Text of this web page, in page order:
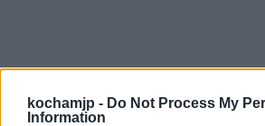
kochamjp - Do Not Process My
Information